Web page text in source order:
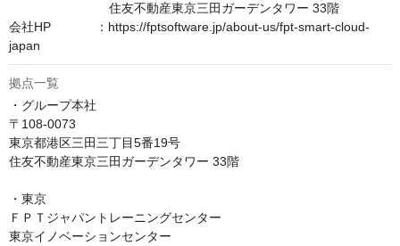
住友不動産東京三田ガーデンタワー 33階
会社HP　　　  ：https://fptsoftware.jp/about-us/fpt-smart-cloud-
japan
拠点一覧
・グループ本社
〒108-0073
東京都港区三田三丁目5番19号
住友不動産東京三田ガーデンタワー 33階
・東京
ＦＰＴジャパントレーニングセンター
東京イノベーションセンター